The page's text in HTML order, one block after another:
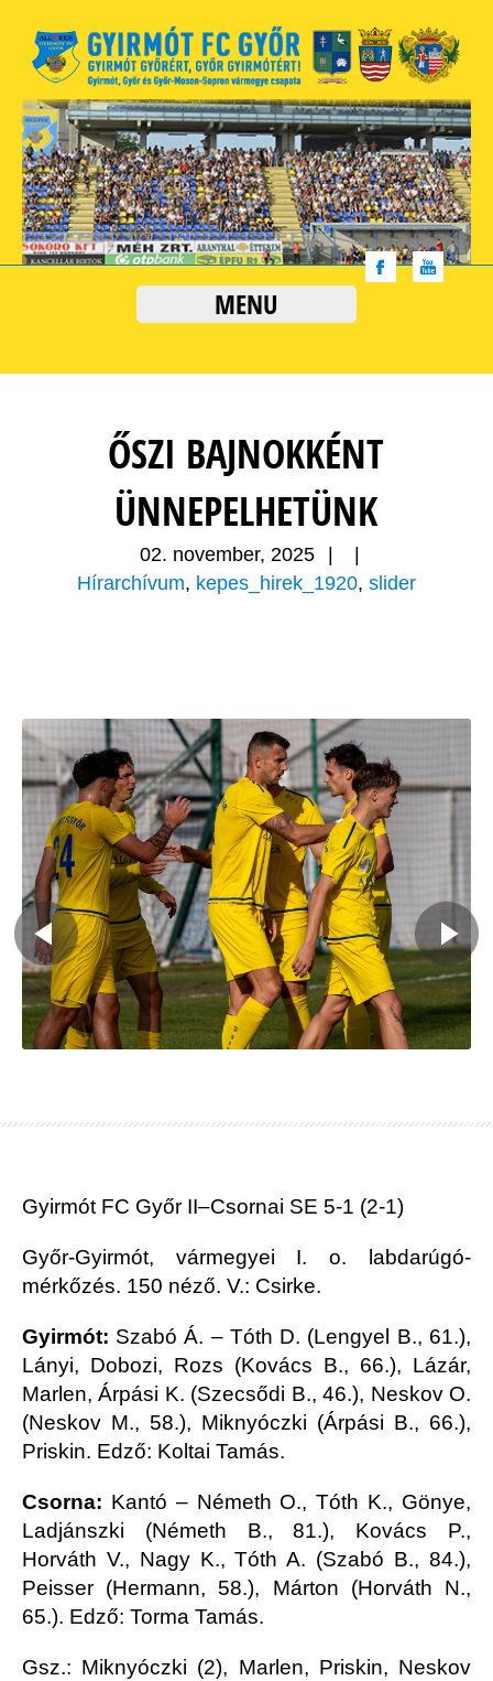
MENU
ŐSZI BAJNOKKÉNT
ÜNNEPELHETÜNK
02. november, 2025
Hírarchívum, kepes_hirek_1920, slider
Gyirmót FC Győr II–Csornai SE 5-1 (2-1)
Győr-Gyirmót, vármegyei I. o. labdarúgó-
mérkőzés. 150 néző. V.: Csirke.
Gyirmót: Szabó Á. – Tóth D. (Lengyel B., 61.),
Lányi, Dobozi, Rozs (Kovács B., 66.), Lázár,
Marlen, Árpási K. (Szecsődi B., 46.), Neskov O.
(Neskov M., 58.), Miknyóczki (Árpási B., 66.),
Priskin. Edző: Koltai Tamás.
Csorna: Kantó – Németh O., Tóth K., Gönye,
Ladjánszki (Németh B., 81.), Kovács P.,
Horváth V., Nagy K., Tóth A. (Szabó B., 84.),
Peisser (Hermann, 58.), Márton (Horváth N.,
65.). Edző: Torma Tamás.
Gsz.: Miknyóczki (2), Marlen, Priskin, Neskov